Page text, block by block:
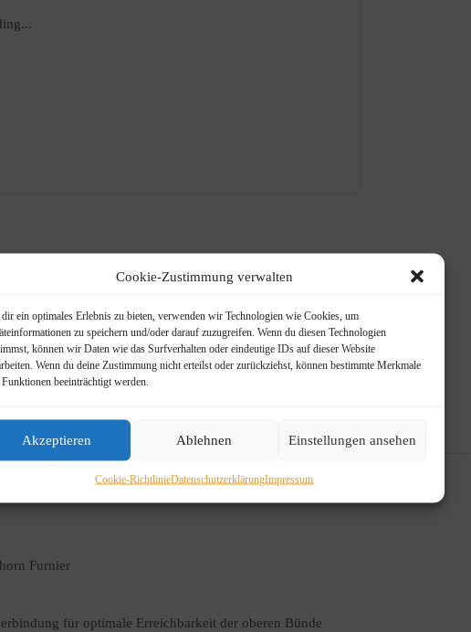
Cookie-Zustimmung verwalten
ein optimales Erlebnis zu bieten, verwenden wir Technologien wie Cookies, um
zu speichern und/oder darauf zuzugreifen. Wenn du diesen Technologien
können wir Daten wie das Surfverhalten oder eindeutige IDs auf dieser Website
Wenn du deine Zustimmung nicht erteilst oder zurückziehst, können bestimmte Merkmale
beeinträchtigt werden.
Akzeptieren Ablehnen Einstellungen ansehen
Cookie-RichtlinieDatenschutzerklärungImpressum
,superswede,Swede
Furnier
für optimale Erreichbarkeit der oberen Bünde